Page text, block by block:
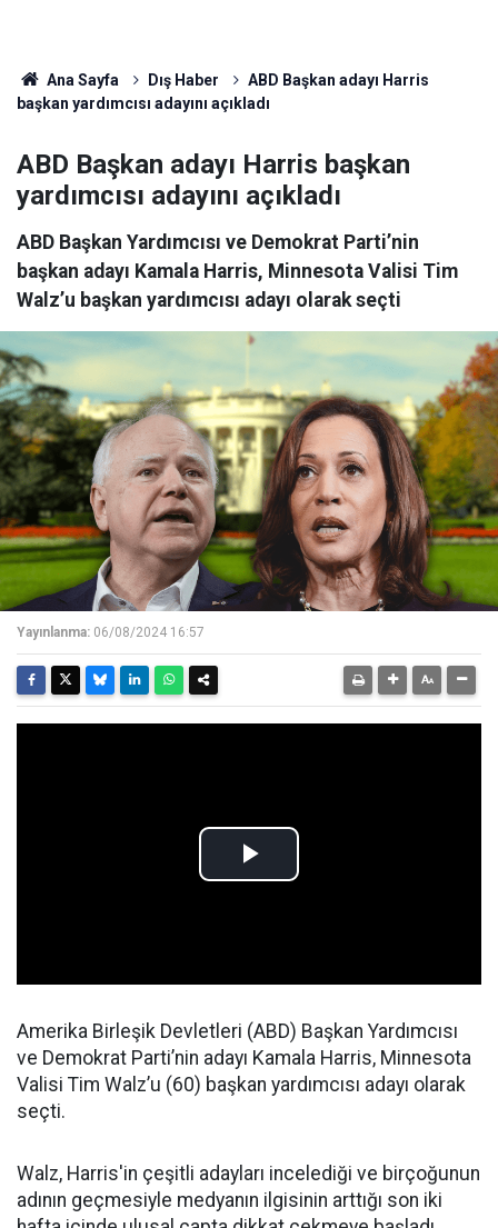
Ana Sayfa Dış Haber
ABD Başkan adayı Harris
başkan yardımcısı adayını açıkladı
ABD Başkan adayı Harris başkan
yardımcısı adayını açıkladı
ABD Başkan Yardımcısı ve Demokrat Parti’nin
başkan adayı Kamala Harris, Minnesota Valisi Tim
Walz’u başkan yardımcısı adayı olarak seçti
Yayınlanma: 06/08/2024 16:57
Amerika Birleşik Devletleri (ABD) Başkan Yardımcısı
ve Demokrat Parti’nin adayı Kamala Harris, Minnesota
Valisi Tim Walz’u (60) başkan yardımcısı adayı olarak
seçti.
Walz, Harris'in çeşitli adayları incelediği ve birçoğunun
adının geçmesiyle medyanın ilgisinin arttığı son iki